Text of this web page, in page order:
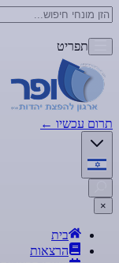
תפריט
תרום עכשיו ←
×
בית
הרצאות